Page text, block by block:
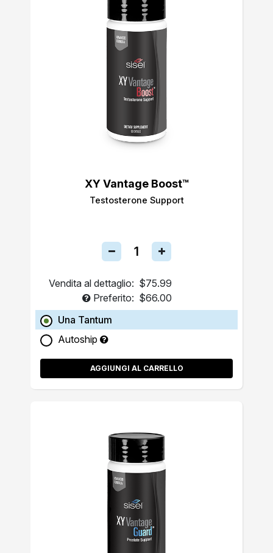
XY Vantage Boost™
Testosterone Support
Vendita al dettaglio: $75.99
Preferito: $66.00
Una Tantum
Autoship
AGGIUNGI AL CARRELLO